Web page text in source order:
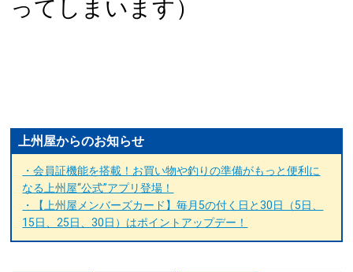
ってしまいます）
上州屋からのお知らせ
・会員証機能を搭載！お買い物や釣りの準備がもっと便利に
なる上州屋“公式”アプリ登場！
・【上州屋メンバーズカード】毎月5の付く日と30日（5日、
15日、25日、30日）はポイントアップデー！